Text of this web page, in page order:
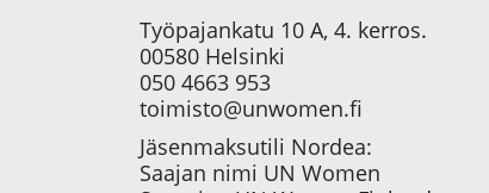
Työpajankatu 10 A, 4. kerros.
00580 Helsinki
050 4663 953
toimisto@unwomen.fi
Jäsenmaksutili Nordea:
Saajan nimi UN Women